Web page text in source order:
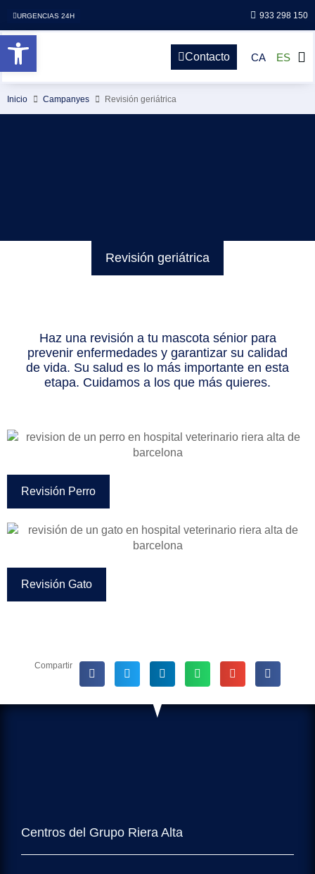
Abrir barra de herramientas
URGENCIAS 24H 933 298 150
Contacto CA ES
Inicio Campanyes Revisión geriátrica
Revisión geriátrica
Haz una revisión a tu mascota sénior para
prevenir enfermedades y garantizar su calidad
de vida. Su salud es lo más importante en esta
etapa. Cuidamos a los que más quieres.
Revisión Perro
Revisión Gato
Compartir
Centros del Grupo Riera Alta